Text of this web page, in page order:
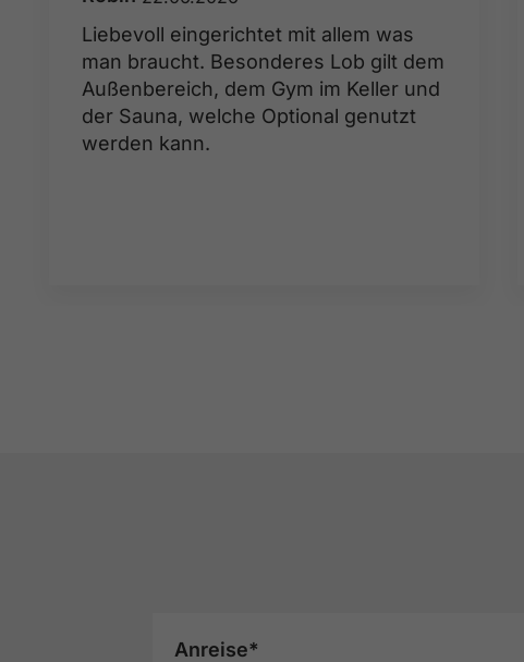
Liebevoll eingerichtet mit allem was
man braucht. Besonderes Lob gilt dem
Außenbereich, dem Gym im Keller und
der Sauna, welche Optional genutzt
werden kann.
Anreise*